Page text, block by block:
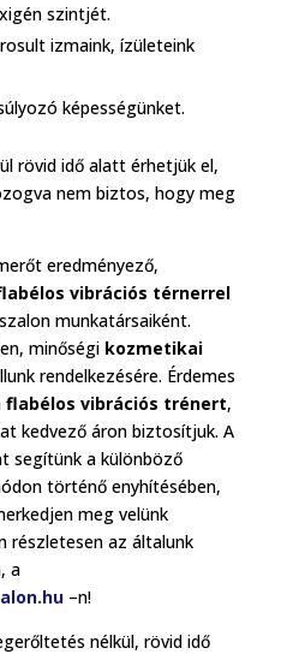
szintjét.
izmaink, ízületeink
képességünket.
rövid idő alatt érhetjük el,
nem biztos, hogy meg
eredményező,
vibrációs térnerrel
munkatársaiként.
minőségi kozmetikai
rendelkezésére. Érdemes
flabélos vibrációs trénert,
kedvező áron biztosítjuk. A
segítünk a különböző
történő enyhítésében,
meg velünk
részletesen az általunk
a
–n!
nélkül, rövid idő